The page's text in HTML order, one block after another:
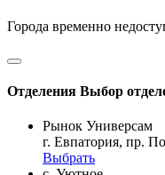
Города временно
Отделения Выбор
Рынок Универсам
г. Евпатория, пр.
Выбрать